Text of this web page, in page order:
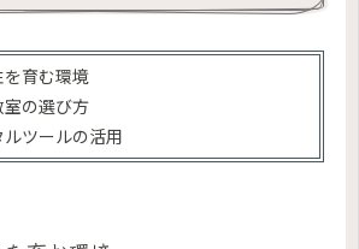
育む環境
の選び方
ツールの活用